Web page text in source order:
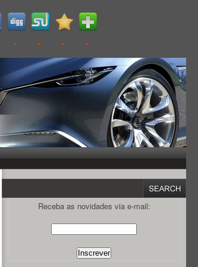
Receba as novidades via e-mail: